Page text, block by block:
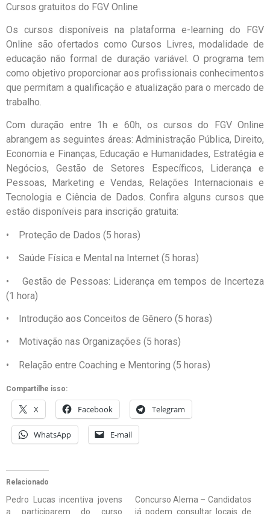
Cursos gratuitos do FGV Online
Os cursos disponíveis na plataforma e-learning do FGV
Online são ofertados como Cursos Livres, modalidade de
educação não formal de duração variável. O programa tem
como objetivo proporcionar aos profissionais conhecimentos
que permitam a qualificação e atualização para o mercado de
trabalho.
Com duração entre 1h e 60h, os cursos do FGV Online
abrangem as seguintes áreas: Administração Pública, Direito,
Economia e Finanças, Educação e Humanidades, Estratégia e
Negócios, Gestão de Setores Específicos, Liderança e
Pessoas, Marketing e Vendas, Relações Internacionais e
Tecnologia e Ciência de Dados. Confira alguns cursos que
estão disponíveis para inscrição gratuita:
• Proteção de Dados (5 horas)
• Saúde Física e Mental na Internet (5 horas)
• Gestão de Pessoas: Liderança em tempos de Incerteza
(1 hora)
• Introdução aos Conceitos de Gênero (5 horas)
• Motivação nas Organizações (5 horas)
• Relação entre Coaching e Mentoring (5 horas)
Compartilhe isso:
X Facebook Telegram
WhatsApp E-mail
Relacionado
Pedro Lucas incentiva jovens
a participarem do curso
Concurso Alema – Candidatos
já podem consultar locais de